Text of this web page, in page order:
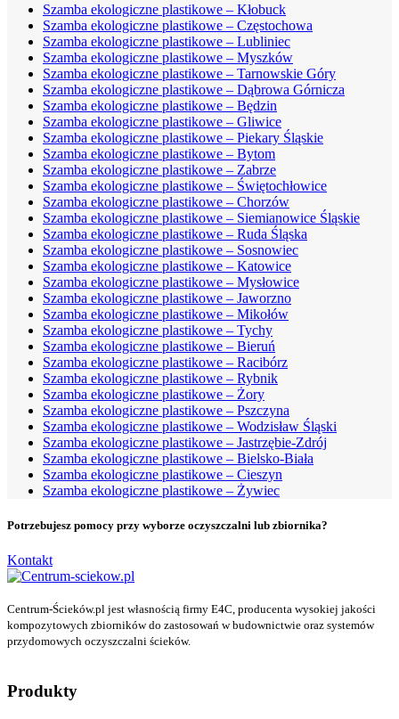
Szamba ekologiczne plastikowe – Kłobuck
Szamba ekologiczne plastikowe – Częstochowa
Szamba ekologiczne plastikowe – Lubliniec
Szamba ekologiczne plastikowe – Myszków
Szamba ekologiczne plastikowe – Tarnowskie Góry
Szamba ekologiczne plastikowe – Dąbrowa Górnicza
Szamba ekologiczne plastikowe – Będzin
Szamba ekologiczne plastikowe – Gliwice
Szamba ekologiczne plastikowe – Piekary Śląskie
Szamba ekologiczne plastikowe – Bytom
Szamba ekologiczne plastikowe – Zabrze
Szamba ekologiczne plastikowe – Świętochłowice
Szamba ekologiczne plastikowe – Chorzów
Szamba ekologiczne plastikowe – Siemianowice Śląskie
Szamba ekologiczne plastikowe – Ruda Śląska
Szamba ekologiczne plastikowe – Sosnowiec
Szamba ekologiczne plastikowe – Katowice
Szamba ekologiczne plastikowe – Mysłowice
Szamba ekologiczne plastikowe – Jaworzno
Szamba ekologiczne plastikowe – Mikołów
Szamba ekologiczne plastikowe – Tychy
Szamba ekologiczne plastikowe – Bieruń
Szamba ekologiczne plastikowe – Racibórz
Szamba ekologiczne plastikowe – Rybnik
Szamba ekologiczne plastikowe – Żory
Szamba ekologiczne plastikowe – Pszczyna
Szamba ekologiczne plastikowe – Wodzisław Śląski
Szamba ekologiczne plastikowe – Jastrzębie-Zdrój
Szamba ekologiczne plastikowe – Bielsko-Biała
Szamba ekologiczne plastikowe – Cieszyn
Szamba ekologiczne plastikowe – Żywiec
Potrzebujesz pomocy przy wyborze oczyszczalni lub zbiornika?
Kontakt
Centrum-Ścieków.pl jest własnością firmy E4C, producenta wysokiej jakości
kompozytowych zbiorników do zastosowań w budownictwie oraz systemów
przydomowych oczyszczalni ścieków.
Produkty